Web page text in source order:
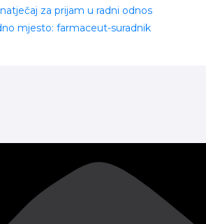
za prijam u radni odnos
mjesto: farmaceut-suradnik